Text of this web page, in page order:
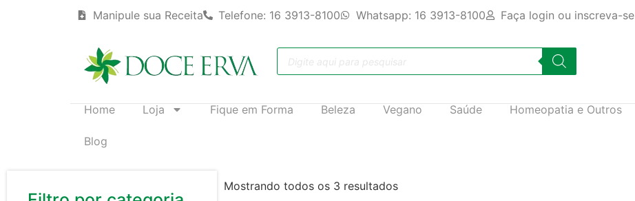
Manipule sua Receita Telefone: 16 3913-8100 Whatsapp: 16 3913-8100 Faça login ou inscreva-se
Home Loja Fique em Forma Beleza Vegano Saúde Homeopatia e Outros
Blog
Mostrando todos os 3 resultados